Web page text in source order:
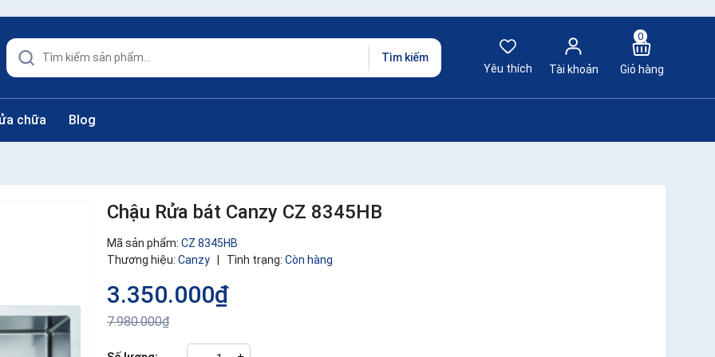
Tìm kiếm
Yêu thích
Tài khoản
0
Giỏ hàng
chữa Blog
Chậu Rửa bát Canzy CZ 8345HB
Mã sản phẩm: CZ 8345HB
Thương hiệu: Canzy Tình trạng: Còn hàng
3.350.000₫
7.980.000₫